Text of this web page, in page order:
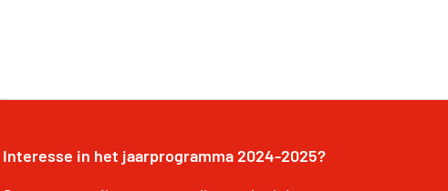
Interesse in het jaarprogramma 2024-2025?